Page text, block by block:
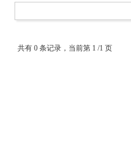
共有 0 条记录，当前第 1 /1 页